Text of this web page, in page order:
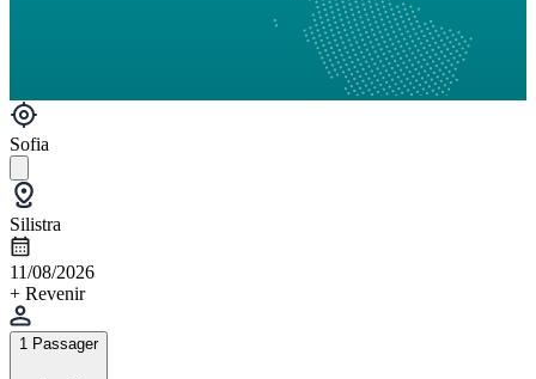
Sofia
Silistra
11/08/2026
+ Revenir
1 Passager